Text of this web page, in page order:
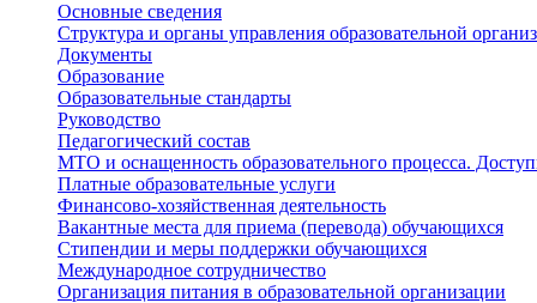
Основные сведения
Структура и органы управления образовательной
Документы
Образование
Образовательные стандарты
Руководство
Педагогический состав
МТО и оснащенность образовательного процесса.
Платные образовательные услуги
Финансово-хозяйственная деятельность
Вакантные места для приема (перевода) обучающихся
Стипендии и меры поддержки обучающихся
Международное сотрудничество
Организация питания в образовательной организации